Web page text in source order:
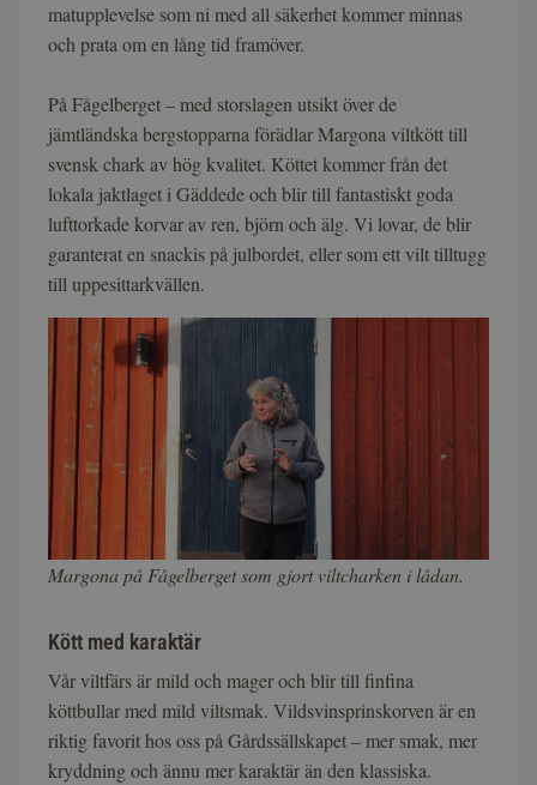
matupplevelse som ni med all säkerhet kommer minnas
och prata om en lång tid framöver.
På Fågelberget – med storslagen utsikt över de
jämtländska bergstopparna förädlar Margona viltkött till
svensk chark av hög kvalitet. Köttet kommer från det
lokala jaktlaget i Gäddede och blir till fantastiskt goda
lufttorkade korvar av ren, björn och älg. Vi lovar, de blir
garanterat en snackis på julbordet, eller som ett vilt tilltugg
till uppesittarkvällen.
Margona på Fågelberget som gjort viltcharken i lådan.
Kött med karaktär
Vår viltfärs är mild och mager och blir till finfina
köttbullar med mild viltsmak. Vildsvinsprinskorven är en
riktig favorit hos oss på Gårdssällskapet – mer smak, mer
kryddning och ännu mer karaktär än den klassiska.